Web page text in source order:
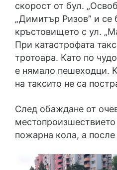
скорост от бул.
„Димитър Ризов” и се
кръстовището с ул.
При катастрофата
тротоара. Като по
е нямало пешеходци.
на таксито не са
След обаждане от
пожарна кола, а